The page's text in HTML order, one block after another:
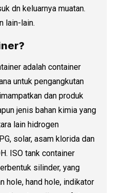
dn keluarnya muatan.
lain-lain.
adalah container
untuk pengangkutan
dan produk
jenis bahan kimia yang
lain hidrogen
solar, asam klorida dan
ISO tank container
silinder, yang
hole, hand hole, indikator